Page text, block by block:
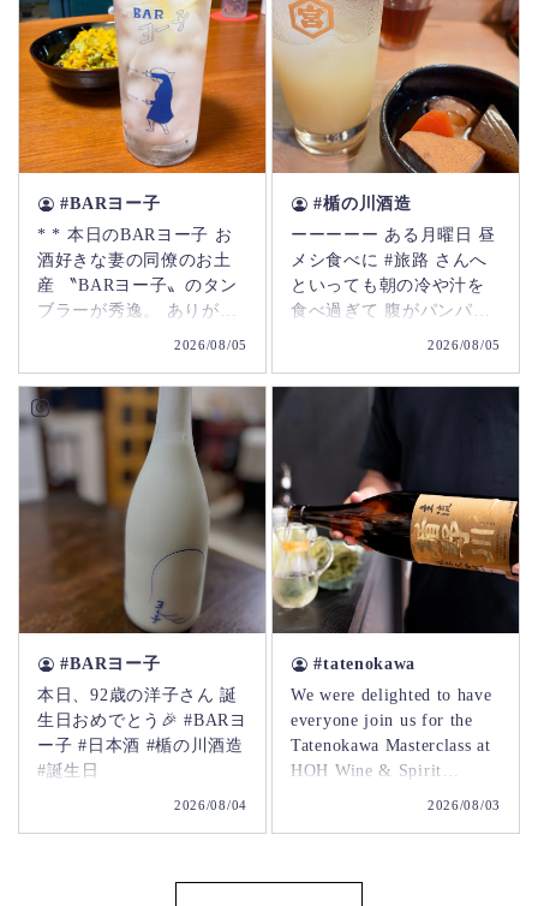
#BARヨー子
* * 本日のBARヨー子 お
酒好きな妻の同僚のお土
産 〝BARヨー子〟のタン
ブラーが秀逸。 ありがと
うございます。 Today's
from my wife's colleague
who loves alcohol The
"BAR Yoko" tumbler is
excellent. Thank you. #bar
ヨー子 #タンブラー #お土
産 #souvenir
2026/08/05
#楯の川酒造
ーーーーー ある月曜日 昼
メシ食べに #旅路 さんへ
といっても朝の冷や汁を
食べ過ぎて 腹がパンパン
なので 休みという事もあ
の川酒造 さんのグレープ
フルーツリキュールをソ
ーダ割りにして3杯程 この
あり 夕方から北千住で飲
むことに 実は飲みに行
く店は前から行きたかっ
たところで 前に二回ほど
ふられた店だったのであ
りがたい さて夕方迄時間
があるので 銭湯に行って
心身共にサッパリしてく
るかな #台東と港の銭湯デ
ジタルスタンプラリー
2026
2026/08/05
#BARヨー子
本日、92歳の洋子さん 誕
生日おめでとう🎉 #BARヨ
ー子 #日本酒 #楯の川酒造
#誕生日
2026/08/04
#tatenokawa
We were delighted to have
everyone join us for the
Tatenokawa Masterclass at
HOH Wine & Spirit
2026/08/03